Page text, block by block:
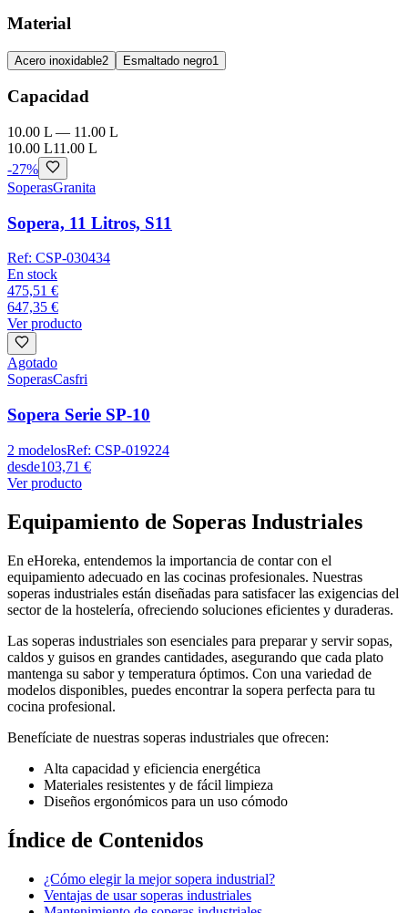
Material
Acero inoxidable2 Esmaltado negro1
Capacidad
10.00 L — 11.00 L
10.00 L11.00 L
-27%
SoperasGranita
Sopera, 11 Litros, S11
Ref: CSP-030434
En stock
475,51 €
647,35 €
Ver producto
Agotado
SoperasCasfri
Sopera Serie SP-10
2 modelosRef: CSP-019224
desde103,71 €
Ver producto
Equipamiento de Soperas Industriales
En eHoreka, entendemos la importancia de contar con el
equipamiento adecuado en las cocinas profesionales. Nuestras
soperas industriales están diseñadas para satisfacer las exigencias del
sector de la hostelería, ofreciendo soluciones eficientes y duraderas.
Las soperas industriales son esenciales para preparar y servir sopas,
caldos y guisos en grandes cantidades, asegurando que cada plato
mantenga su sabor y temperatura óptimos. Con una variedad de
modelos disponibles, puedes encontrar la sopera perfecta para tu
cocina profesional.
Benefíciate de nuestras soperas industriales que ofrecen:
Alta capacidad y eficiencia energética
Materiales resistentes y de fácil limpieza
Diseños ergonómicos para un uso cómodo
Índice de Contenidos
¿Cómo elegir la mejor sopera industrial?
Ventajas de usar soperas industriales